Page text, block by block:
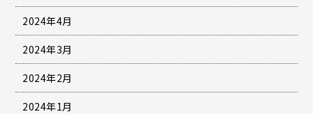
2024年4月
2024年3月
2024年2月
2024年1月